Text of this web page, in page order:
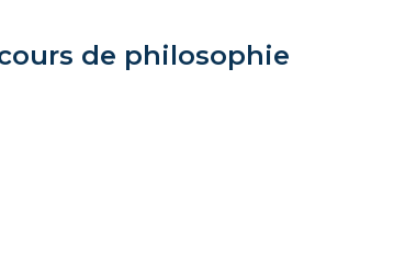
de philosophie